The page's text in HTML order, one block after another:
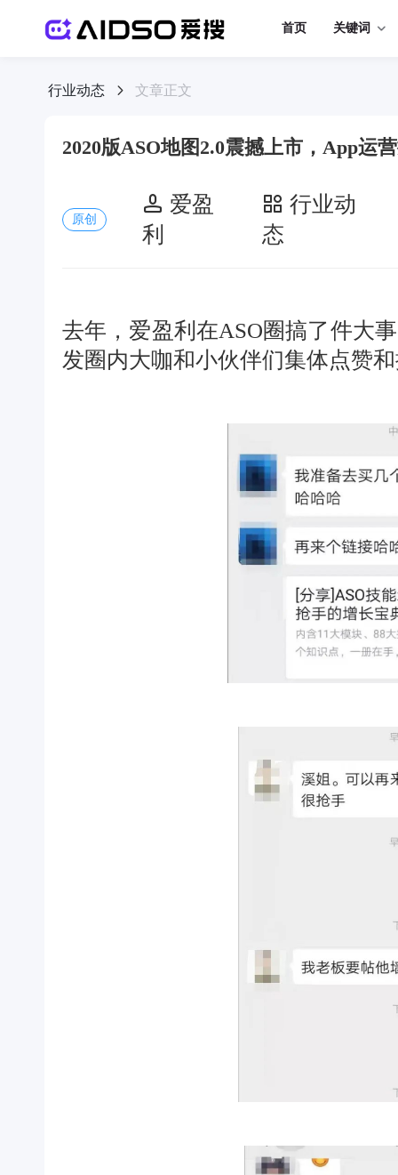
首页 关键词
行业动态 文章正文
2020版ASO地图2.0震撼上市，App运
原创
爱盈
利
行业动
态
去年，爱盈利在ASO圈搞了件大
发圈内大咖和小伙伴们集体点赞